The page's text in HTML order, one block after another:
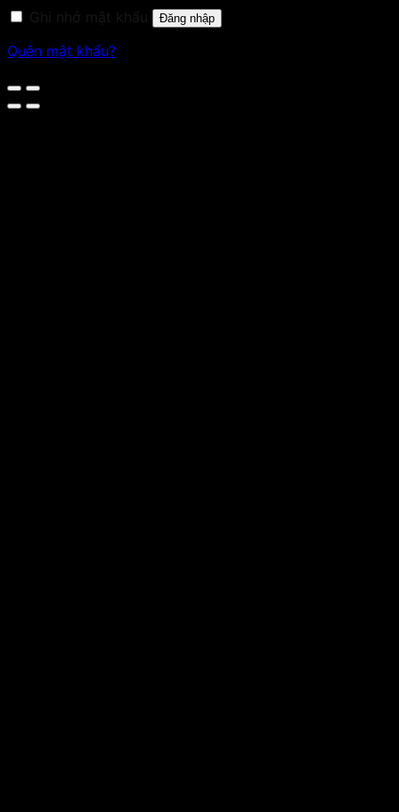
Đăng nhập
Quên mật khẩu?